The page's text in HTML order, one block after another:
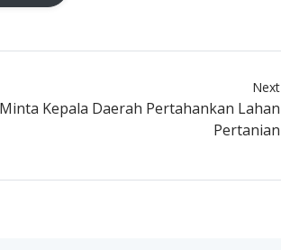
Next
Kepala Daerah Pertahankan Lahan
Pertanian